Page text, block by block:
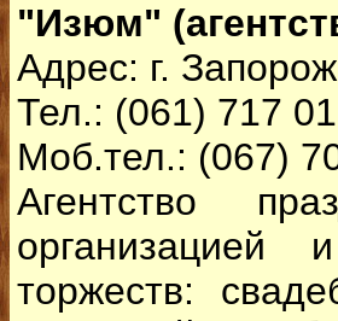
"Изюм"
Адрес: г.
Тел.: (061) 717
Моб.тел.: (067)
Агентство
организацией
торжеств: